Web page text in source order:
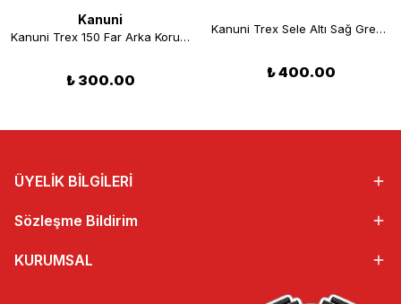
Kanuni
Kanuni Trex 150 Far Arka Koruma Plastiği
₺ 300.00
Kanuni Trex Sele Altı Sağ Grenaj Kırmızı
₺ 400.00
ÜYELİK BİLGİLERİ
Sözleşme Bildirim
KURUMSAL